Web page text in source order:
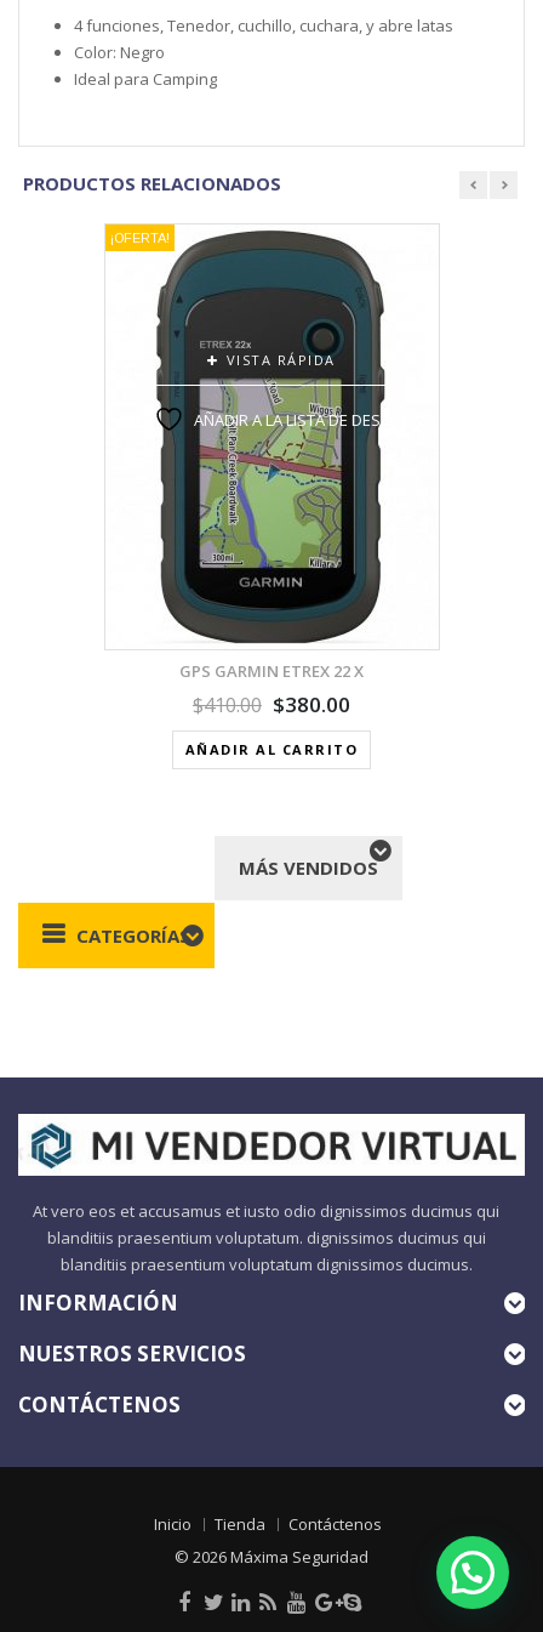
4 funciones, Tenedor, cuchillo, cuchara, y abre latas
Color: Negro
Ideal para Camping
PRODUCTOS RELACIONADOS
¡OFERTA!
VISTA RÁPIDA
AÑADIR A LA LISTA DE DESEOS
GPS GARMIN ETREX 22 X
$410.00 $380.00
AÑADIR AL CARRITO
prev next
CATEGORÍAS
MÁS VENDIDOS
At vero eos et accusamus et iusto odio dignissimos ducimus qui
blanditiis praesentium voluptatum. dignissimos ducimus qui
blanditiis praesentium voluptatum dignissimos ducimus.
INFORMACIÓN
NUESTROS SERVICIOS
CONTÁCTENOS
Inicio Tienda
Contáctenos
© 2026Máxima Seguridad